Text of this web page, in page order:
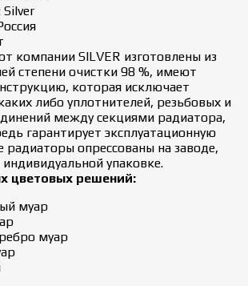
Silver
SILVER изготовлены из
степени очистки 98 %, имеют
которая исключает
либо уплотнителей, резьбовых и
между секциями радиатора,
гарантирует эксплуатационную
радиаторы опрессованы на заводе,
упаковке.
цветовых решений:
муар
муар